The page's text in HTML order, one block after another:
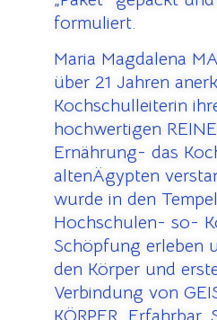
formuliert.
Maria Magdalena
über 21 Jahren
Kochschulleiterin
hochwertigen
Ernährung- das
altenÄgypten
wurde in den
Hochschulen- so-
Schöpfung erleben
den Körper und
Verbindung von